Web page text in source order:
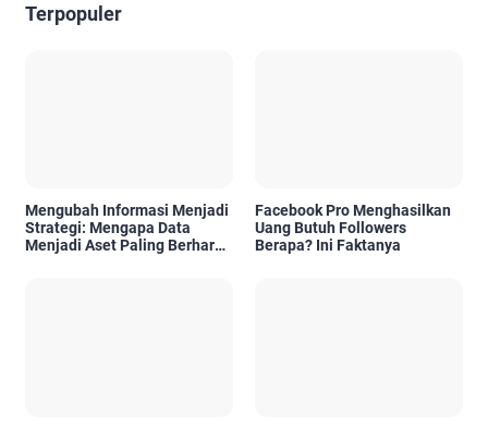
Terpopuler
Mengubah Informasi Menjadi
Strategi: Mengapa Data
Menjadi Aset Paling Berharga
Facebook Pro Menghasilkan
Uang Butuh Followers
Berapa? Ini Faktanya